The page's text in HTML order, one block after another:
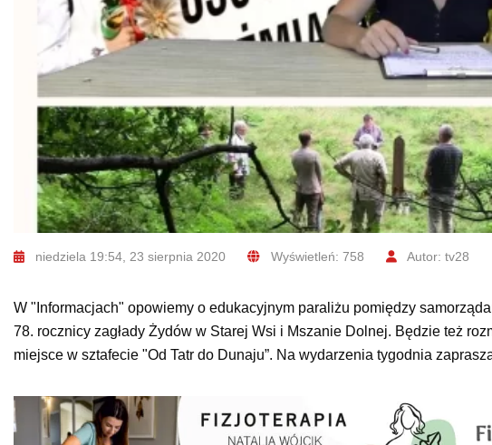
niedziela 19:54, 23 sierpnia 2020 Wyświetleń: 758 Autor: tv28
W "Informacjach" opowiemy o edukacyjnym paraliżu pomiędzy
78. rocznicy zagłady Żydów w Starej Wsi i Mszanie Dolnej. Będzie też
miejsce w sztafecie "Od Tatr do Dunaju”. Na wydarzenia tygodnia